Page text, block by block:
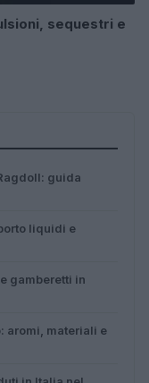
sequestri e
guida
liquidi e
gamberetti in
aromi, materiali e